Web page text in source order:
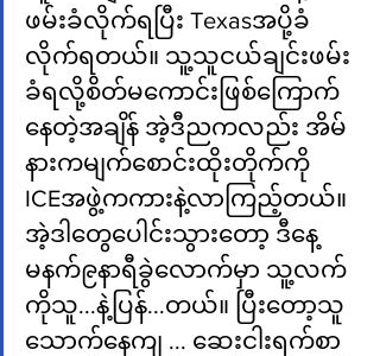
ဖမ်းခံလိုက်ရပြီး Texasအပို့ခံ
လိုက်ရတယ်။ သူ့သူငယ်ချင်းဖမ်း
ခံရလို့စိတ်မကောင်းဖြစ်ကြောက်
နေတဲ့အချိန် အဲ့ဒီညကလည်း အိမ်
နားကမျက်စောင်းထိုးတိုက်ကို
ICEအဖွဲ့ကကားနဲ့လာကြည့်တယ်။
အဲ့ဒါတွေပေါင်းသွားတော့ ဒီနေ့
မနက်၉နာရီခွဲလောက်မှာ သူ့လက်
ကိုသူ...နဲ့ပြန်...တယ်။ ပြီးတော့သူ
သောက်နေကျ ... ဆေးငါးရက်စာ